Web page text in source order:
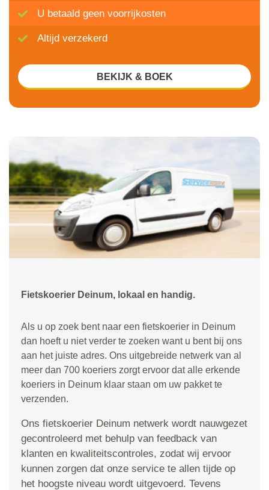
Fietskoerier Deinum, lokaal en handig.
Als u op zoek bent naar een fietskoerier in Deinum
dan hoeft u niet verder te zoeken want u bent bij ons
aan het juiste adres. Ons uitgebreide netwerk van al
meer dan 700 koeriers zorgt ervoor dat alle erkende
koeriers in Deinum klaar staan om uw pakket te
verzenden.
Ons fietskoerier Deinum netwerk wordt nauwgezet
gecontroleerd met behulp van feedback van
klanten en kwaliteitscontroles, zodat wij ervoor
kunnen zorgen dat onze service te allen tijde op
het hoogste niveau wordt uitgevoerd. Tevens
U betaald geen voorrijkosten
Altijd verzekerd
BEKIJK & BOEK